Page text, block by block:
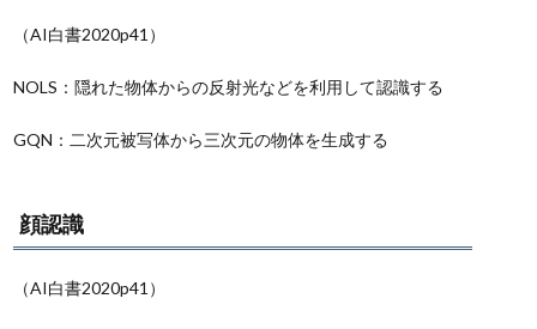
（AI白書2020p41）
NOLS：隠れた物体からの反射光などを利用して認識する
GQN：二次元被写体から三次元の物体を生成する
顔認識
（AI白書2020p41）